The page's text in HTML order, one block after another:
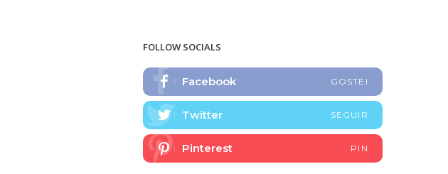
FOLLOW SOCIALS
Facebook GOSTEI
Twitter SEGUIR
Pinterest PIN